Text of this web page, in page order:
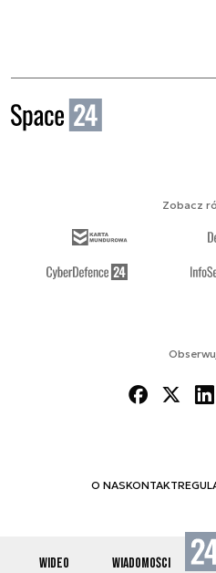
WIDEO WIADOMOŚCI
O NASKONTAKT
Zobacz
© 2012-2026